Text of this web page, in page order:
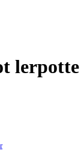
lerpotte